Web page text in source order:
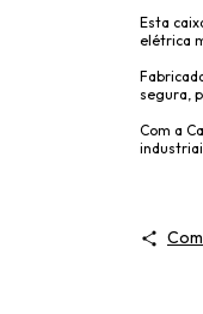
Esta
elétrica
segura,
Com a